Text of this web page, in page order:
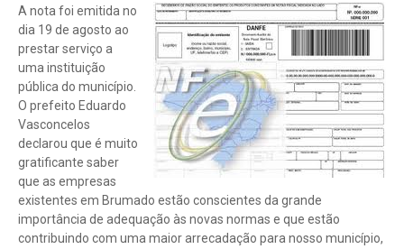
A nota foi emitida no
dia 19 de agosto ao
prestar serviço a
uma instituição
pública do município.
O prefeito Eduardo
Vasconcelos
declarou que é muito
gratificante saber
que as empresas
existentes em Brumado estão conscientes da grande
importância de adequação às novas normas e que estão
contribuindo com uma maior arrecadação para nosso município,